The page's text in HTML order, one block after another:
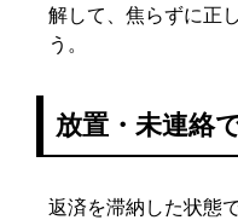
解して、焦らずに正
う。
放置・未連絡
返済を滞納した状態